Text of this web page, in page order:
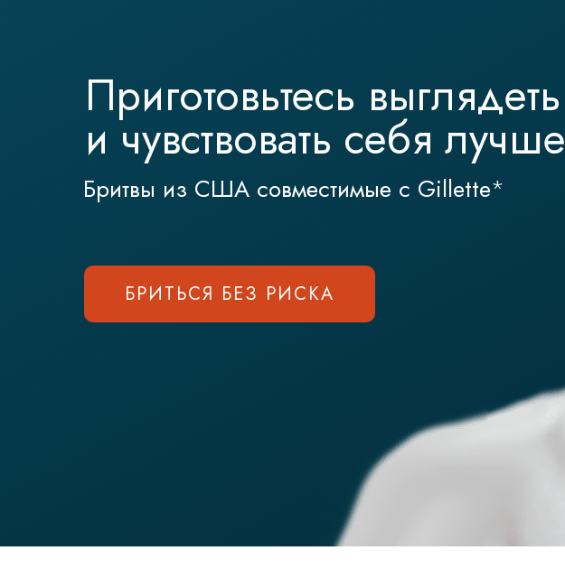
Бритвы из США совместимые с Gillette*
Приготовьтесь выглядеть
и чувствовать себя лучше
БРИТЬСЯ БЕЗ РИСКА